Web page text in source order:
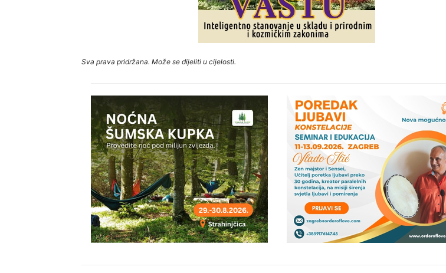
Sva prava pridržana. Može se dijeliti u cijelosti.